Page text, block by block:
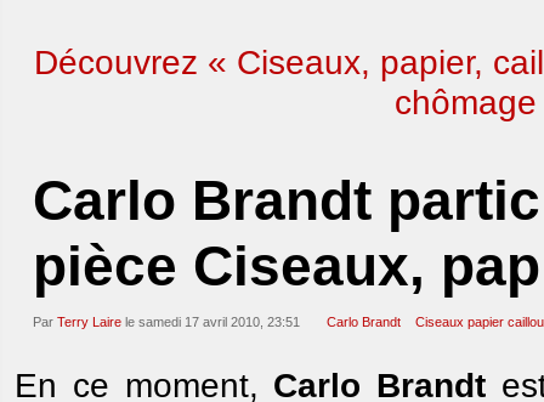
Découvrez « Ciseaux, papier,
Carlo Brandt
pièce Ciseaux,
Par Terry Laire le samedi 17 avril 2010, 23:51 Carlo Brandt Ciseaux papier caillou
En ce moment, Carlo Brandt